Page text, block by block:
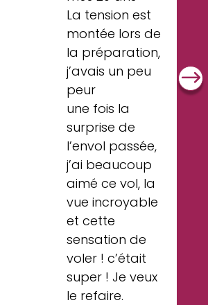
La tension est
montée lors de
la préparation,
j’avais un peu
peur
une fois la
surprise de
l’envol passée,
j’ai beaucoup
aimé ce vol, la
vue incroyable
et cette
sensation de
voler ! c’était
super ! Je veux
le refaire.